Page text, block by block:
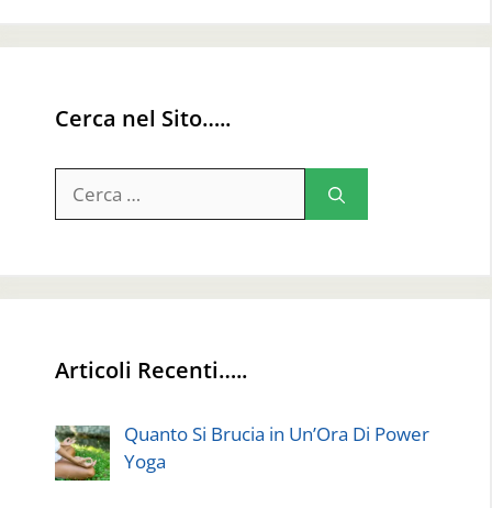
Cerca nel Sito…..
per:
Articoli Recenti…..
Quanto Si Brucia in Un’Ora Di Power
Yoga